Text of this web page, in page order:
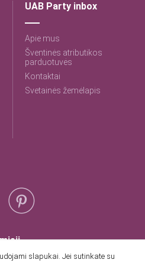
UAB Party inbox
Apie mus
Šventinės atributikos
parduotuvės
Kontaktai
Svetainės žemėlapis
slapukai. Jei sutinkate su